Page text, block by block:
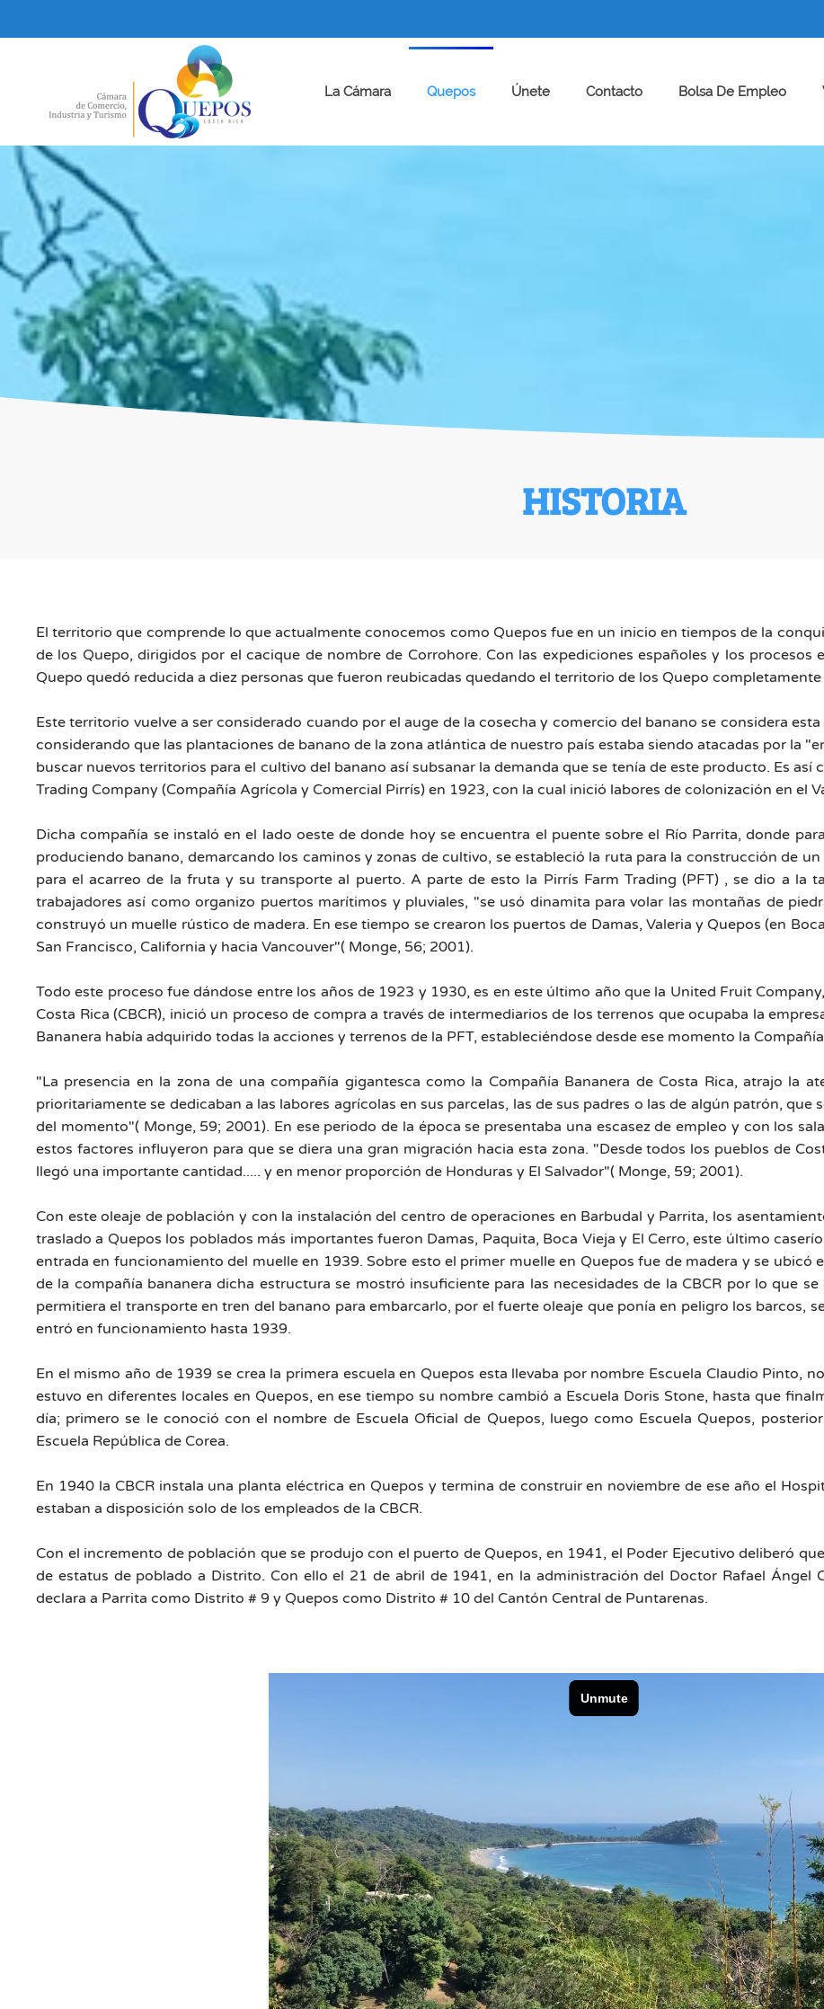
La Cámara Quepos Únete Contacto Bolsa De Empleo
HISTORIA
El territorio que comprende lo que actualmente conocemos como Quepos fue en un inicio en tiempos de la
de los Quepo, dirigidos por el cacique de nombre de Corrohore. Con las expediciones españoles y los
Quepo quedó reducida a diez personas que fueron reubicadas quedando el territorio de los Quepo completamente
Este territorio vuelve a ser considerado cuando por el auge de la cosecha y comercio del banano se considera
considerando que las plantaciones de banano de la zona atlántica de nuestro país estaba siendo atacadas por la
buscar nuevos territorios para el cultivo del banano así subsanar la demanda que se tenía de este producto. Es
Trading Company (Compañía Agrícola y Comercial Pirrís) en 1923, con la cual inició labores de colonización en el
Dicha compañía se instaló en el lado oeste de donde hoy se encuentra el puente sobre el Río Parrita, donde
produciendo banano, demarcando los caminos y zonas de cultivo, se estableció la ruta para la construcción de
para el acarreo de la fruta y su transporte al puerto. A parte de esto la Pirrís Farm Trading (PFT) , se dio a la
trabajadores así como organizo puertos marítimos y pluviales, "se usó dinamita para volar las montañas de
construyó un muelle rústico de madera. En ese tiempo se crearon los puertos de Damas, Valeria y Quepos (en
San Francisco, California y hacia Vancouver"( Monge, 56; 2001).
Todo este proceso fue dándose entre los años de 1923 y 1930, es en este último año que la United Fruit
Costa Rica (CBCR), inició un proceso de compra a través de intermediarios de los terrenos que ocupaba la
Bananera había adquirido todas la acciones y terrenos de la PFT, estableciéndose desde ese momento la
"La presencia en la zona de una compañía gigantesca como la Compañía Bananera de Costa Rica, atrajo la
prioritariamente se dedicaban a las labores agrícolas en sus parcelas, las de sus padres o las de algún patrón,
del momento"( Monge, 59; 2001). En ese periodo de la época se presentaba una escasez de empleo y con los
estos factores influyeron para que se diera una gran migración hacia esta zona. "Desde todos los pueblos de
llegó una importante cantidad..... y en menor proporción de Honduras y El Salvador"( Monge, 59; 2001).
Con este oleaje de población y con la instalación del centro de operaciones en Barbudal y Parrita, los
traslado a Quepos los poblados más importantes fueron Damas, Paquita, Boca Vieja y El Cerro, este último
entrada en funcionamiento del muelle en 1939. Sobre esto el primer muelle en Quepos fue de madera y se ubicó
de la compañía bananera dicha estructura se mostró insuficiente para las necesidades de la CBCR por lo que
permitiera el transporte en tren del banano para embarcarlo, por el fuerte oleaje que ponía en peligro los barcos,
entró en funcionamiento hasta 1939.
En el mismo año de 1939 se crea la primera escuela en Quepos esta llevaba por nombre Escuela Claudio Pinto,
estuvo en diferentes locales en Quepos, en ese tiempo su nombre cambió a Escuela Doris Stone, hasta que
día; primero se le conoció con el nombre de Escuela Oficial de Quepos, luego como Escuela Quepos,
Escuela República de Corea.
En 1940 la CBCR instala una planta eléctrica en Quepos y termina de construir en noviembre de ese año el
estaban a disposición solo de los empleados de la CBCR.
Con el incremento de población que se produjo con el puerto de Quepos, en 1941, el Poder Ejecutivo deliberó
de estatus de poblado a Distrito. Con ello el 21 de abril de 1941, en la administración del Doctor Rafael Ángel
declara a Parrita como Distrito # 9 y Quepos como Distrito # 10 del Cantón Central de Puntarenas.